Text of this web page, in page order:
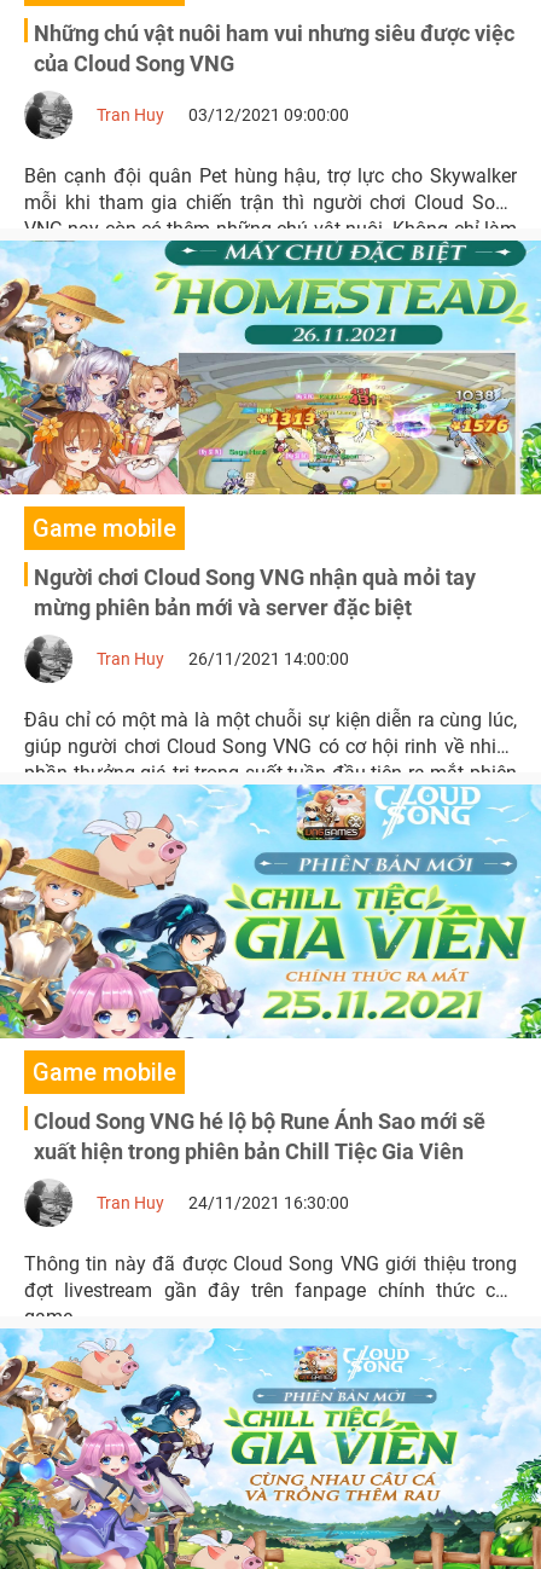
Những chú vật nuôi ham vui nhưng siêu được việc
của Cloud Song VNG
Tran Huy 03/12/2021 09:00:00
Bên cạnh đội quân Pet hùng hậu, trợ lực cho Skywalker
mỗi khi tham gia chiến trận thì người chơi Cloud Song
VNG nay còn có thêm những chú vật nuôi. Không chỉ làm
Gia Viên thêm nhộn nhịp, “những người bạn” vật nuôi
đáng yêu còn giúp kết nối game thủ nhờ vào đặc tính
này!
Game mobile
Người chơi Cloud Song VNG nhận quà mỏi tay
mừng phiên bản mới và server đặc biệt
Tran Huy 26/11/2021 14:00:00
Đâu chỉ có một mà là một chuỗi sự kiện diễn ra cùng lúc,
giúp người chơi Cloud Song VNG có cơ hội rinh về nhiều
phần thưởng giá trị trong suốt tuần đầu tiên ra mắt phiên
bản mới.
Game mobile
Cloud Song VNG hé lộ bộ Rune Ánh Sao mới sẽ
xuất hiện trong phiên bản Chill Tiệc Gia Viên
Tran Huy 24/11/2021 16:30:00
Thông tin này đã được Cloud Song VNG giới thiệu trong
đợt livestream gần đây trên fanpage chính thức của
game.